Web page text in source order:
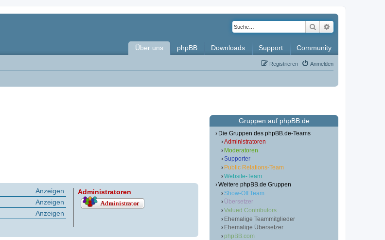
Suche
Über uns phpBB Downloads Support Community
Anmelden
Registrieren
Administratoren
Anzeigen
Anzeigen
Anzeigen
Gruppen auf phpBB.de
Die Gruppen des phpBB.de-Teams
Administratoren
Moderatoren
Supporter
Public Relations-Team
Website-Team
Weitere phpBB.de Gruppen
Show-Off Team
Übersetzer
Valued Contributors
Ehemalige Teammitglieder
Ehemalige Übersetzer
phpBB.com